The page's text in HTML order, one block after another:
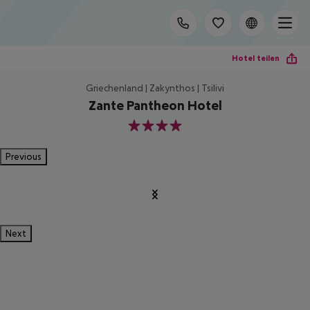
Hotel teilen
Griechenland | Zakynthos | Tsilivi
Zante Pantheon Hotel
4
Previous
Next